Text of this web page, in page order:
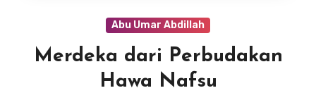
Abu Umar Abdillah
Merdeka dari Perbudakan
Hawa Nafsu